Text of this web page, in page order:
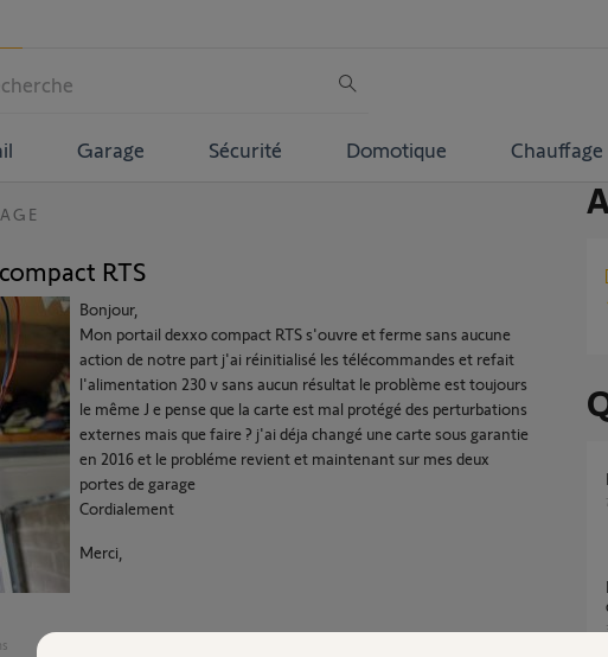
Garage Sécurité Domotique Chauffage
RTS
Bonjour,
Mon portail dexxo compact RTS s'ouvre et ferme sans aucune
action de notre part j'ai réinitialisé les télécommandes et refait
l'alimentation 230 v sans aucun résultat le problème est toujours
le même J e pense que la carte est mal protégé des perturbations
externes mais que faire ? j'ai déja changé une carte sous garantie
en 2016 et le probléme revient et maintenant sur mes deux
portes de garage
Cordialement
Merci,